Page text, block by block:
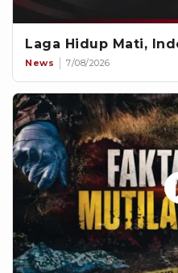
Laga Hidup Mati,
News 7/08/2026